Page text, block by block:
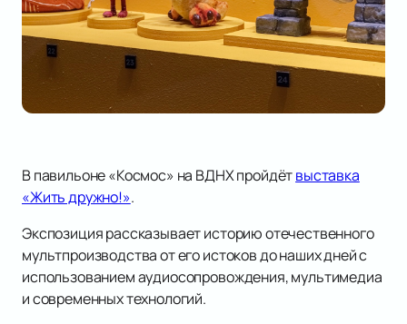
В павильоне «Космос» на ВДНХ пройдётвыставка
«Жить дружно!».
Экспозиция рассказывает историю отечественного
мультпроизводства от его истоков до наших дней с
использованием аудиосопровождения, мультимедиа
и современных технологий.